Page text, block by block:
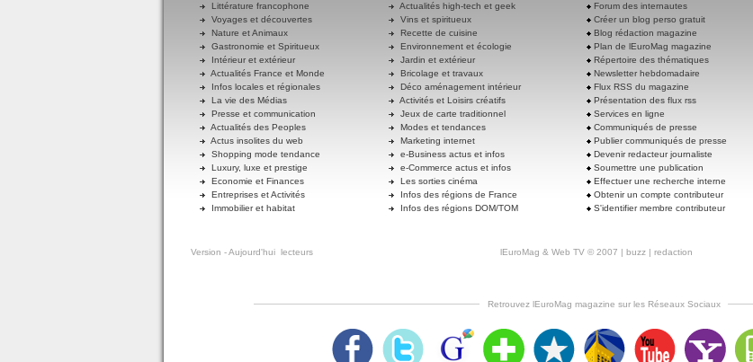
Littérature francophone
Voyages et découvertes
Nature et Animaux
Gastronomie et Spiritueux
Intérieur et extérieur
Actualités France et Monde
Infos locales et régionales
La vie des Médias
Presse et communication
Actualités des Peoples
Actus insolites du web
Shopping mode tendance
Luxury, luxe et prestige
Economie et Finances
Entreprises et Activités
Immobilier et habitat
Actualités high-tech et geek
Vins et spiritueux
Recette de cuisine
Environnement et écologie
Jardin et extérieur
Bricolage et travaux
Déco aménagement intérieur
Activités et Loisirs créatifs
Jeux de carte traditionnel
Modes et tendances
Marketing internet
e-Business actus et infos
e-Commerce actus et infos
Les sorties cinéma
Infos des régions de France
Infos des régions DOM/TOM
Forum des internautes
Créer un blog perso gratuit
Blog rédaction magazine
Plan de lEuroMag magazine
Répertoire des thématiques
Newsletter hebdomadaire
Flux RSS du magazine
Présentation des flux rss
Services en ligne
Communiqués de presse
Publier communiqués de presse
Devenir redacteur journaliste
Soumettre une publication
Effectuer une recherche interne
Obtenir un compte contributeur
S'identifier membre contributeur
Version - Aujourd'hui lecteurs lEuroMag & Web TV © 2007 | buzz | redaction
Retrouvez lEuroMag magazine sur les Réseaux Sociaux